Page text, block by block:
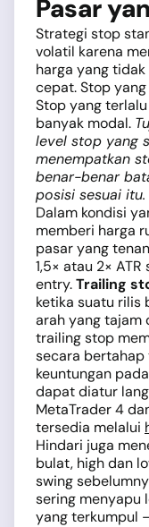
Pasar
Strategi stop
volatil karena
harga yang
cepat. Stop
Stop yang
banyak modal.
level stop yang
menempatkan
benar-benar
posisi sesuai itu.
Dalam kondisi
memberi harga
pasar yang
1,5× atau 2×
entry.Trailing
ketika suatu rilis
arah yang tajam
trailing stop
secara bertahap
keuntungan
dapat diatur
MetaTrader 4
tersedia melalui
Hindari juga
bulat, high dan
swing
sering menyapu
yang terkumpul